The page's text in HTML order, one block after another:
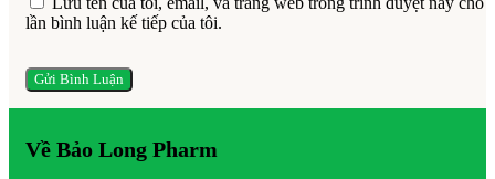
lần bình luận kế tiếp của tôi.
Về Bảo Long Pharm